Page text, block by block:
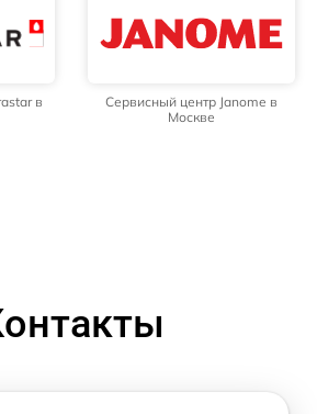
в
Сервисный центр Janome в
Москве